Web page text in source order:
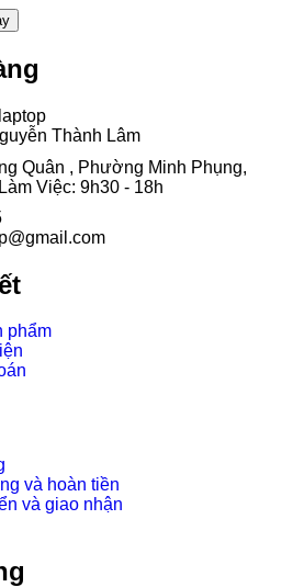
Thành Lâm
Quân , Phường Minh Phụng,
Việc: 9h30 - 18h
phẩm
và hoàn tiền
và giao nhận